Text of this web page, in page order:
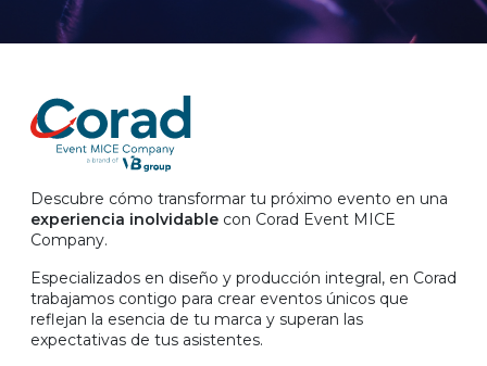
Descubre cómo transformar tu próximo evento en una
experiencia inolvidable con Corad Event MICE
Company.
Especializados en diseño y producción integral, en Corad
trabajamos contigo para crear eventos únicos que
reflejan la esencia de tu marca y superan las
expectativas de tus asistentes.